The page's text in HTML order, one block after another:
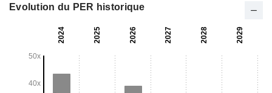
Evolution du PER historique